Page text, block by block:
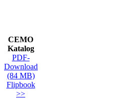
CEMO
Katalog
PDF-
Download
(84 MB)
Flipbook
>>